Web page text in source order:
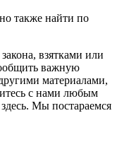
также найти по
взятками или
важную
материалами,
с нами любым
Мы постараемся